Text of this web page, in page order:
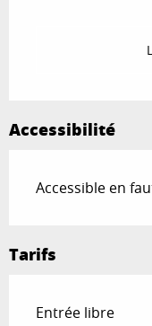
Accessibilité
Accessible en
Tarifs
Entrée libre